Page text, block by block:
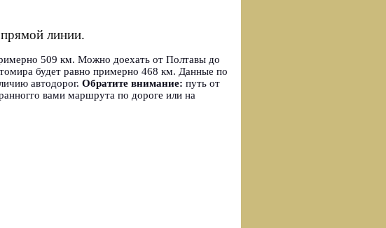
прямой линии.
509 км. Можно доехать от Полтавы до
будет равно примерно 468 км. Данные по
автодорог. Обратите внимание: путь от
вами маршрута по дороге или на